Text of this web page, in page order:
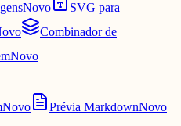
Novo
SVG para
Combinador de
Novo
Novo Prévia MarkdownNovo